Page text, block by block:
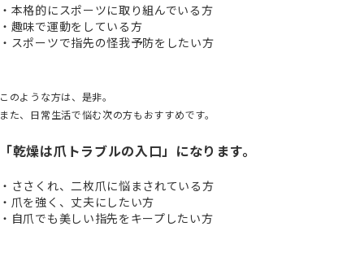
・本格的にスポーツに取り組んでいる方
・趣味で運動をしている方
・スポーツで指先の怪我予防をしたい方
このような方は、是非。
また、日常生活で悩む次の方もおすすめです。
「乾燥は爪トラブルの入口」になります。
・ささくれ、二枚爪に悩まされている方
・爪を強く、丈夫にしたい方
・自爪でも美しい指先をキープしたい方